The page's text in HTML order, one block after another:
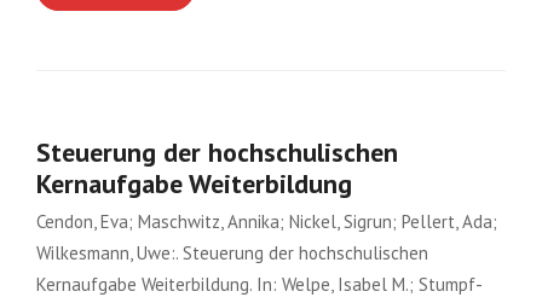
Steuerung der hochschulischen
Kernaufgabe Weiterbildung
Cendon, Eva; Maschwitz, Annika; Nickel, Sigrun; Pellert, Ada;
Wilkesmann, Uwe:. Steuerung der hochschulischen
Kernaufgabe Weiterbildung. In: Welpe, Isabel M.; Stumpf-